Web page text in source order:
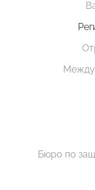
Бюро по